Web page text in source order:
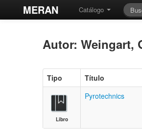
MERAN Catálogo
Autor: Weingart,
Tipo Título
Libro
Pyrotechnics